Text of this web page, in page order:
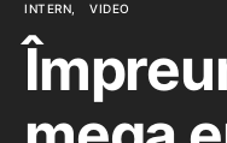
INTERN VIDEO